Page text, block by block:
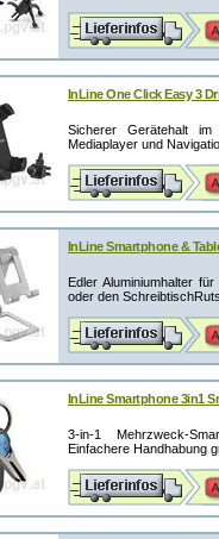
InLine One Click Easy 3
Sicherer Gerätehalt im
Mediaplayer und
InLine Smartphone &
Edler Aluminiumhalter
oder den
InLine Smartphone 3in1
3-in-1 Mehrzweck-
Einfachere Handhabung